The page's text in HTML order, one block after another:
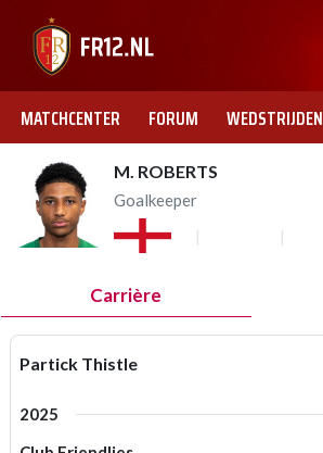
MATCHCENTER FORUM WEDSTRIJDEN
M. ROBERTS
Goalkeeper
Carrière
Partick Thistle
2025